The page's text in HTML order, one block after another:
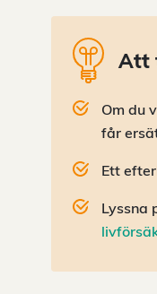
Att
Om du
får
Ett
Lyssna